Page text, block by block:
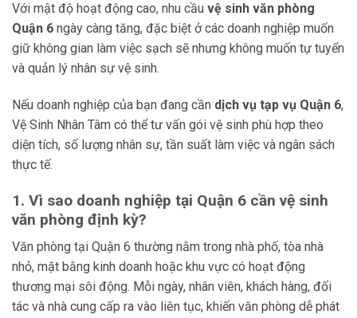
Với mật độ hoạt động cao, nhu cầu vệ sinh văn phòng
Quận 6 ngày càng tăng, đặc biệt ở các doanh nghiệp muốn
giữ không gian làm việc sạch sẽ nhưng không muốn tự tuyển
và quản lý nhân sự vệ sinh.
Nếu doanh nghiệp của bạn đang cần dịch vụ tạp vụ Quận 6,
Vệ Sinh Nhân Tâm có thể tư vấn gói vệ sinh phù hợp theo
diện tích, số lượng nhân sự, tần suất làm việc và ngân sách
thực tế.
1. Vì sao doanh nghiệp tại Quận 6 cần vệ sinh
văn phòng định kỳ?
Văn phòng tại Quận 6 thường nằm trong nhà phố, tòa nhà
nhỏ, mặt bằng kinh doanh hoặc khu vực có hoạt động
thương mại sôi động. Mỗi ngày, nhân viên, khách hàng, đối
tác và nhà cung cấp ra vào liên tục, khiến văn phòng dễ phát